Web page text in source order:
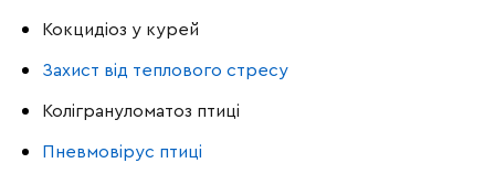
Кокцидіоз у курей
Захист від теплового стресу
Колігрануломатоз птиці
Пневмовірус птиці